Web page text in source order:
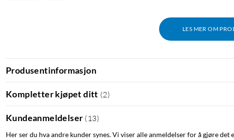
LES MER OM
Produsentinformasjon
Kompletter kjøpet ditt (2)
Kundeanmeldelser ( 13)
Her ser du hva andre kunder synes. Vi viser alle anmeldelser for å gjøre